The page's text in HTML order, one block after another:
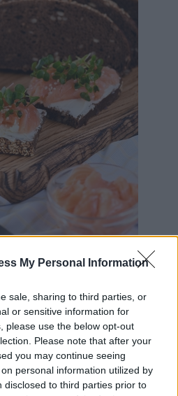
My Personal Information
sale, sharing to third parties, or
or sensitive information for
please use the below opt-out
Please note that after your
you may continue seeing
personal information utilized by
disclosed to third parties prior to
at envato.com